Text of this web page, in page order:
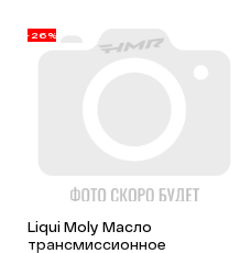
-26%
Liqui Moly Масло
трансмиссионное